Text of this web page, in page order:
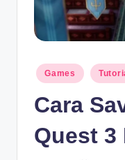
Posted
in
Games
Cara
Quest 3